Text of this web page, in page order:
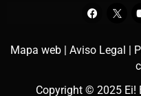
Mapa web | Aviso Legal |
Copyright © 2025 Ei!